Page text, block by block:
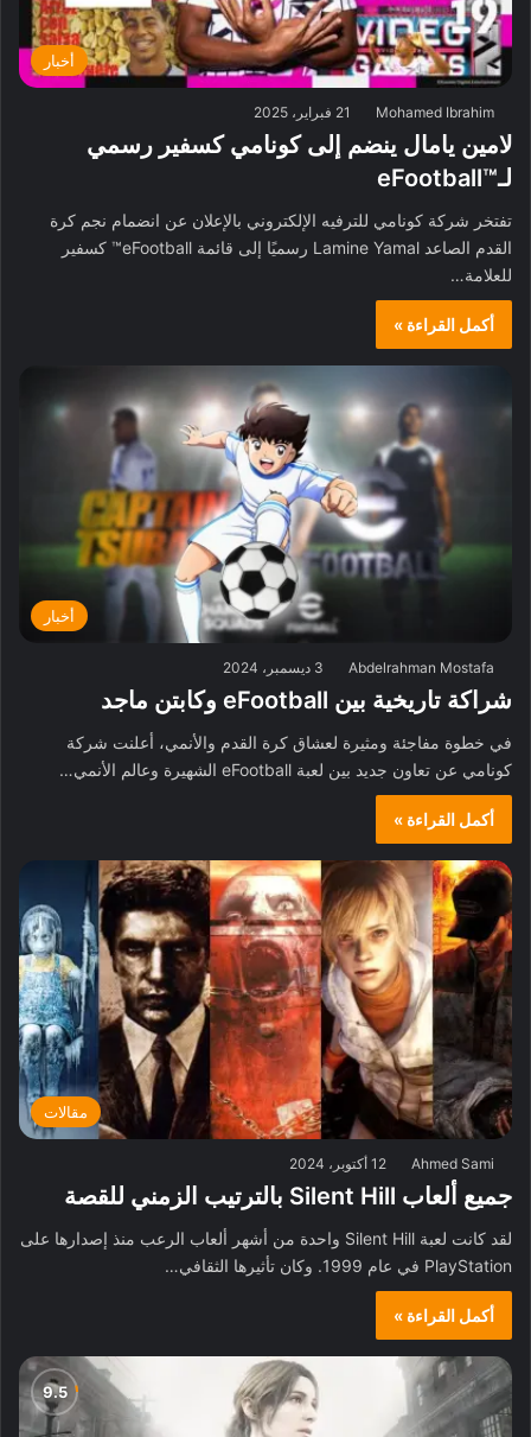
أخبار
Mohamed Ibrahim 21 فبراير، 2025
لامين يامال ينضم إلى كونامي كسفير رسمي
لـ™eFootball
تفتخر شركة كونامي للترفيه الإلكتروني بالإعلان عن انضمام نجم كرة
القدم الصاعد Lamine Yamal رسميًا إلى قائمة eFootball™ كسفير
للعلامة…
أكمل القراءة »
أخبار
Abdelrahman Mostafa 3 ديسمبر، 2024
شراكة تاريخية بين eFootball وكابتن ماجد
في خطوة مفاجئة ومثيرة لعشاق كرة القدم والأنمي، أعلنت شركة
كونامي عن تعاون جديد بين لعبة eFootball الشهيرة وعالم الأنمي…
أكمل القراءة »
مقالات
Ahmed Sami 12 أكتوبر، 2024
جميع ألعاب Silent Hill بالترتيب الزمني للقصة
لقد كانت لعبة Silent Hill واحدة من أشهر ألعاب الرعب منذ إصدارها على
PlayStation في عام 1999. وكان تأثيرها الثقافي…
أكمل القراءة »